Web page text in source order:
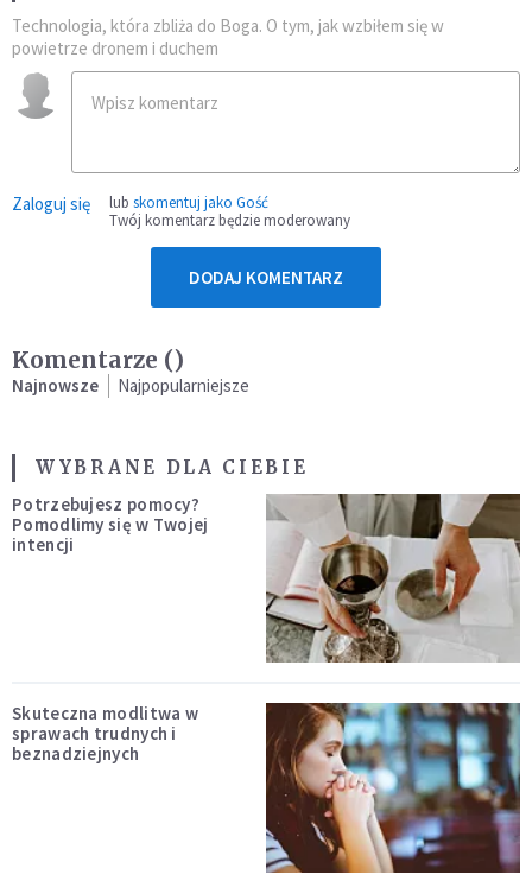
Technologia, która zbliża do Boga. O tym, jak wzbiłem się w
powietrze dronem i duchem
Zaloguj się lub skomentuj jako Gość
Twój komentarz będzie moderowany
DODAJ KOMENTARZ
Komentarze ()
Najnowsze Najpopularniejsze
WYBRANE DLA CIEBIE
Potrzebujesz pomocy?
Pomodlimy się w Twojej
intencji
Skuteczna modlitwa w
sprawach trudnych i
beznadziejnych